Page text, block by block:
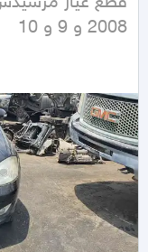
2008 و 9 و 10